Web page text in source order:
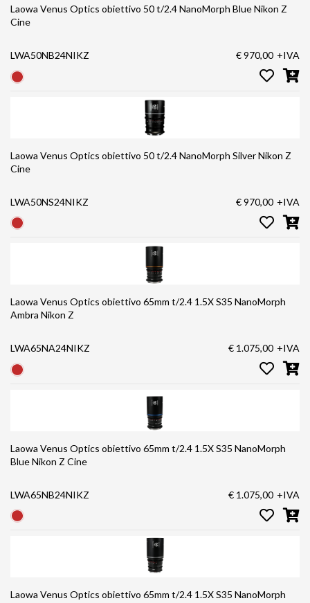
Laowa Venus Optics obiettivo 50 t/2.4 NanoMorph Blue Nikon Z
Cine
LWA50NB24NIKZ € 970,00 +IVA
Laowa Venus Optics obiettivo 50 t/2.4 NanoMorph Silver Nikon Z
Cine
LWA50NS24NIKZ € 970,00 +IVA
Laowa Venus Optics obiettivo 65mm t/2.4 1.5X S35 NanoMorph
Ambra Nikon Z
LWA65NA24NIKZ € 1.075,00 +IVA
Laowa Venus Optics obiettivo 65mm t/2.4 1.5X S35 NanoMorph
Blue Nikon Z Cine
LWA65NB24NIKZ € 1.075,00 +IVA
Laowa Venus Optics obiettivo 65mm t/2.4 1.5X S35 NanoMorph